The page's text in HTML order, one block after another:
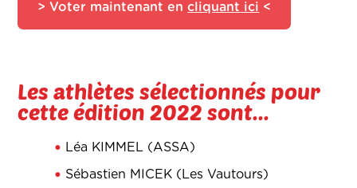
> Voter maintenant encliquant ici <
Les athlètes sélectionnés pour
cette édition 2022 sont...
Léa KIMMEL (ASSA)
Sébastien MICEK (Les Vautours)